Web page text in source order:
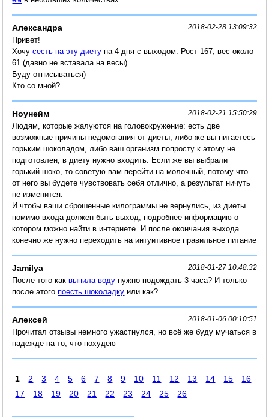
Александра 2018-02-28 13:09:32
Привет!
Хочусесть на эту диету на 4 дня с выходом. Рост 167, вес около
61 (давно не вставала на весы).
Буду отписываться)
Кто со мной?
Ноунейм 2018-02-21 15:50:29
Людям, которые жалуются на головокружение: есть две
возможные причины недомогания от диеты, либо же вы питаетесь
горьким шоколадом, либо ваш организм попросту к этому не
подготовлен, в диету нужно входить. Если же вы выбрали
горький шоко, то советую вам перейти на молочный, потому что
от него вы будете чувствовать себя отлично, а результат ничуть
не изменится.
И чтобы ваши сброшенные килограммы не вернулись, из диеты
помимо входа должен быть выход, подробнее информацию о
котором можно найти в интернете. И после окончания выхода
конечно же нужно переходить на интуитивное правильное питание
Jamilya 2018-01-27 10:48:32
После того каквыпила воду нужно подождать 3 часа? И только
после этогопоесть шоколадку или как?
Алексей 2018-01-06 00:10:51
Прочитал отзывы немного ужастнулся, но всё же буду мучаться в
надежде на то, что похудею
1 2 3 4 5 6 7 8 9 10 11 12 13 14 15
16
17
18 19 20 21 22 23 24 25 26